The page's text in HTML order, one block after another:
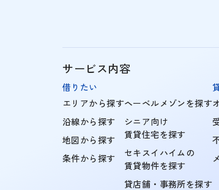
サービス内容
借りたい
エリアから探す
沿線から探す
地図から探す
条件から探す
ヘーベルメゾンを探す
シニア向け
賃貸住宅を探す
セキスイハイムの
賃貸物件を探す
貸店舗・事務所を探す